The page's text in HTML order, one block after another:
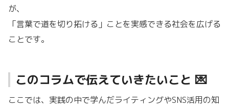
が、
「言葉で道を切り拓ける」ことを実感できる社会を広げる
ことです。
このコラムで伝えていきたいこと 💌
ここでは、実践の中で学んだライティングやSNS活用の知